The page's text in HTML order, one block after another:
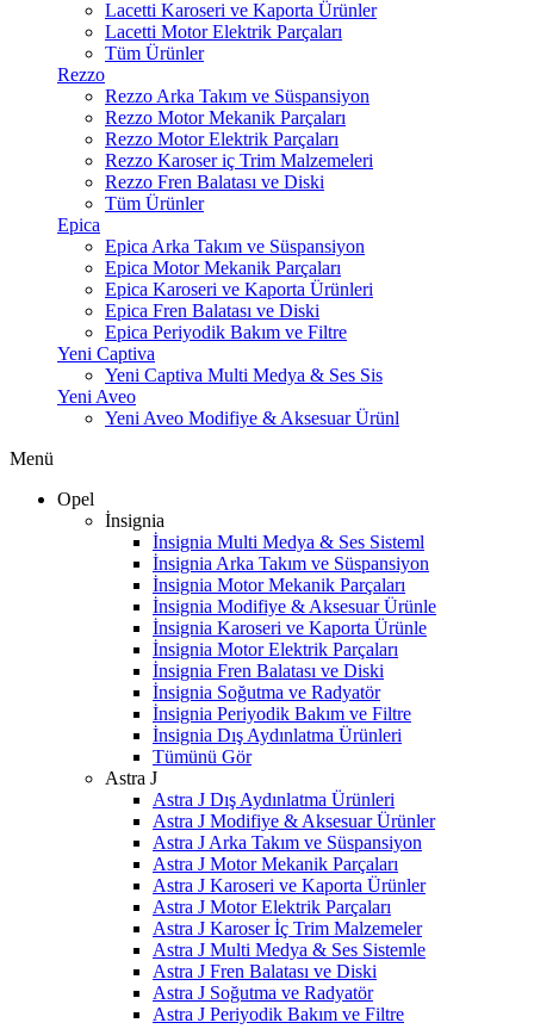
Lacetti Karoseri ve Kaporta Ürünler
Lacetti Motor Elektrik Parçaları
Tüm Ürünler
Rezzo
Rezzo Arka Takım ve Süspansiyon
Rezzo Motor Mekanik Parçaları
Rezzo Motor Elektrik Parçaları
Rezzo Karoser iç Trim Malzemeleri
Rezzo Fren Balatası ve Diski
Tüm Ürünler
Epica
Epica Arka Takım ve Süspansiyon
Epica Motor Mekanik Parçaları
Epica Karoseri ve Kaporta Ürünleri
Epica Fren Balatası ve Diski
Epica Periyodik Bakım ve Filtre
Yeni Captiva
Yeni Captiva Multi Medya & Ses Sis
Yeni Aveo
Yeni Aveo Modifiye & Aksesuar Ürünl
Menü
Opel
İnsignia
İnsignia Multi Medya & Ses Sisteml
İnsignia Arka Takım ve Süspansiyon
İnsignia Motor Mekanik Parçaları
İnsignia Modifiye & Aksesuar Ürünle
İnsignia Karoseri ve Kaporta Ürünle
İnsignia Motor Elektrik Parçaları
İnsignia Fren Balatası ve Diski
İnsignia Soğutma ve Radyatör
İnsignia Periyodik Bakım ve Filtre
İnsignia Dış Aydınlatma Ürünleri
Tümünü Gör
Astra J
Astra J Dış Aydınlatma Ürünleri
Astra J Modifiye & Aksesuar Ürünler
Astra J Arka Takım ve Süspansiyon
Astra J Motor Mekanik Parçaları
Astra J Karoseri ve Kaporta Ürünler
Astra J Motor Elektrik Parçaları
Astra J Karoser İç Trim Malzemeler
Astra J Multi Medya & Ses Sistemle
Astra J Fren Balatası ve Diski
Astra J Soğutma ve Radyatör
Astra J Periyodik Bakım ve Filtre